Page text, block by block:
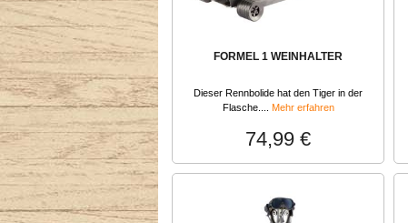
FORMEL 1 WEINHALTER
Dieser Rennbolide hat den Tiger in der
Flasche.... Mehr erfahren
74,99 €